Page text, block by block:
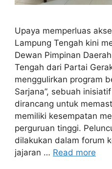
Upaya memperluas
Lampung Tengah kini
Dewan Pimpinan
Tengah dari Partai
menggulirkan program
Sarjana”, sebuah
dirancang untuk
memiliki kesempatan
perguruan tinggi.
dilakukan dalam forum
jajaran … Read more